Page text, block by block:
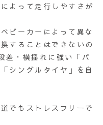
よって走行しやすさが
ビーカーによって異な
することはできないの
・横揺れに強い「バ
シングルタイヤ」を自
でもストレスフリーで